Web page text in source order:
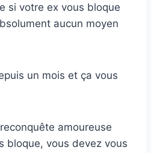
si votre ex vous bloque
aucun moyen
un mois et ça vous
amoureuse
bloque, vous devez vous